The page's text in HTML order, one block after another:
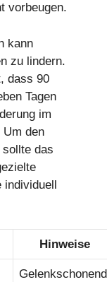
vorbeugen.
kann
zu lindern.
dass 90
Tagen
im
Um den
das
individuell
Hinweise